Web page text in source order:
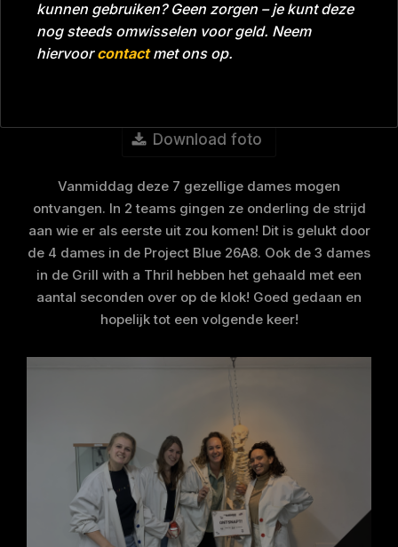
kunnen gebruiken? Geen zorgen – je kunt deze
nog steeds omwisselen voor geld. Neem
hiervoorcontactmet ons op.
Tijd 45:58 Datum 15-10-2022
Room Project Blue 26A8
Download foto
Vanmiddag deze 7 gezellige dames mogen
ontvangen. In 2 teams gingen ze onderling de strijd
aan wie er als eerste uit zou komen! Dit is gelukt door
de 4 dames in de Project Blue 26A8. Ook de 3 dames
in de Grill with a Thril hebben het gehaald met een
aantal seconden over op de klok! Goed gedaan en
hopelijk tot een volgende keer!